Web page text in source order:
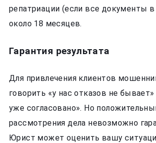
репатриации (если все документы
около 18 месяцев.
Гарантия результата
Для привлечения клиентов
говорить «у нас отказов не
уже согласовано». Но
рассмотрения дела невозможно
Юрист может оценить вашу